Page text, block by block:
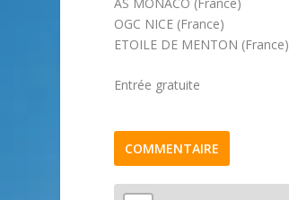
OGC NICE (France)
ETOILE DE MENTON (France)
Entrée gratuite
COMMENTAIRE